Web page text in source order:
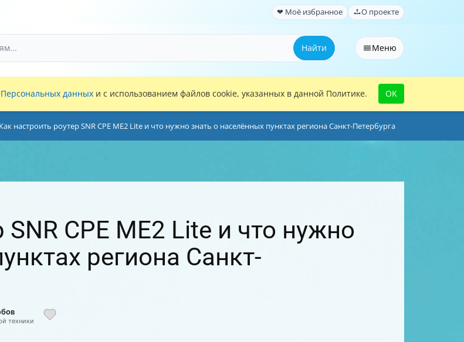
❤ Моё избранное О проекте
Найти Меню
данных и с использованием файлов cookie, указанных в данной Политике. OK
Как настроить роутер SNR CPE ME2 Lite и что нужно знать о населённых пунктах региона Санкт-Петербурга
CPE ME2 Lite и что нужно
региона Санкт-
техники